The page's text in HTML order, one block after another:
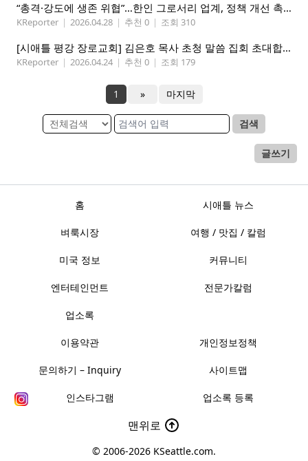
“총격·강도에 생존 위협”…한인 그로서리 업계, 정책 개선 촉구
KReporter | 2026.04.28 | 추천 0 | 조회 310
[시애틀 평강 장로교회] 김은호 목사 초청 말씀 집회 초대합니다 5/3-5
KReporter | 2026.04.24 | 추천 0 | 조회 179
1 » 마지막
검색
글쓰기
홈 시애틀 뉴스
벼룩시장 여행 / 맛집 / 칼럼
미국 정보 커뮤니티
엔터테인먼트 전문가칼럼
업소록
이용약관 개인정보정책
문의하기 – Inquiry 사이트맵
인스타그램 업소록 등록
맨위로
© 2006-2026 KSeattle.com.